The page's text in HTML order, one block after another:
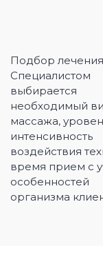
Подбор лечения
Специалистом
выбирается
необходимый
массажа,
интенсивность
воздействия
время прием с
особенностей
организма